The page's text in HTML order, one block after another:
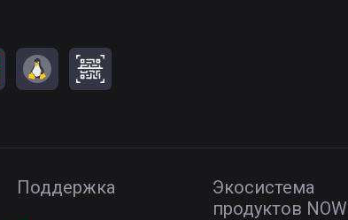
Поддержка
Экосистема
продуктов NOW